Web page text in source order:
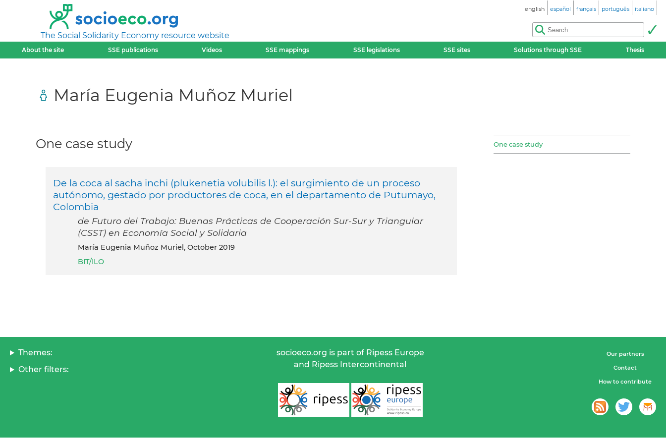
The Social Solidarity Economy resource website
english español français português italiano
About the site SSE publications Videos SSE mappings SSE legislations SSE sites Solutions through SSE Thesis
María Eugenia Muñoz Muriel
One case study
One case study
De la coca al sacha inchi (plukenetia volubilis l.): el surgimiento de un proceso
autónomo, gestado por productores de coca, en el departamento de Putumayo,
Colombia
de Futuro del Trabajo: Buenas Prácticas de Cooperación Sur-Sur y Triangular
(CSST) en Economía Social y Solidaria
María Eugenia Muñoz Muriel, October 2019
BIT/ILO
Themes:
Other filters:
socioeco.org is part of Ripess Europe
and Ripess Intercontinental
Our partners
Contact
How to contribute